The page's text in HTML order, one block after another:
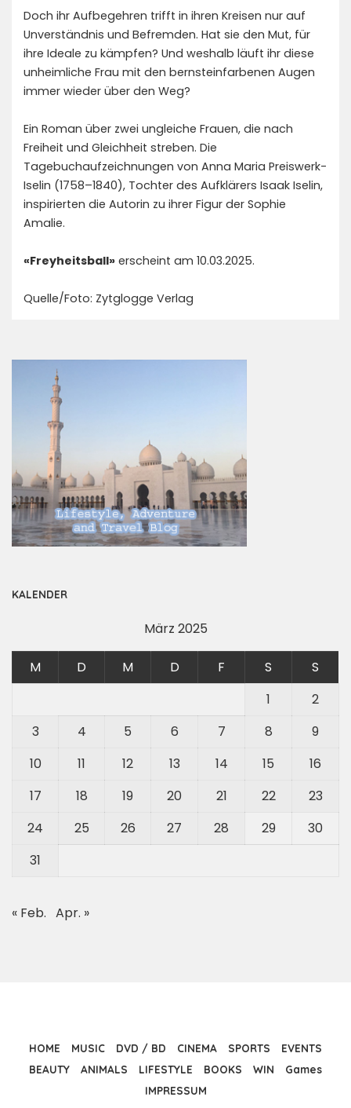
Doch ihr Aufbegehren trifft in ihren Kreisen nur auf
Unverständnis und Befremden. Hat sie den Mut, für
ihre Ideale zu kämpfen? Und weshalb läuft ihr diese
unheimliche Frau mit den bernsteinfarbenen Augen
immer wieder über den Weg?
Ein Roman über zwei ungleiche Frauen, die nach
Freiheit und Gleichheit streben. Die
Tagebuchaufzeichnungen von Anna Maria Preiswerk-
Iselin (1758–1840), Tochter des Aufklärers Isaak Iselin,
inspirierten die Autorin zu ihrer Figur der Sophie
Amalie.
«Freyheitsball» erscheint am 10.03.2025.
Quelle/Foto: Zytglogge Verlag
KALENDER
März 2025
M D M D F S
S
1
2
3
4 5 6 7 8
9
10
11 12 13 14 15
16
17
18 19 20 21 22
23
24
25 26 27 28 29
30
31
« Feb. Apr. »
HOME MUSIC DVD / BD CINEMA SPORTS
EVENTS
BEAUTY
ANIMALS LIFESTYLE BOOKS WIN
Games
IMPRESSUM